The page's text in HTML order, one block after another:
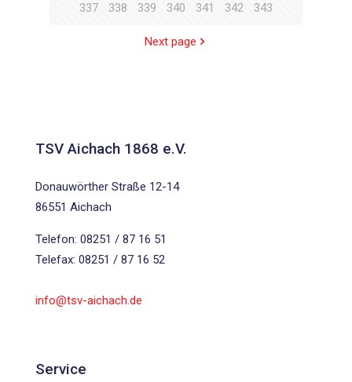
337
338 339 340 341 342 343
Next page
TSV Aichach 1868 e.V.
Donauwörther Straße 12-14
86551 Aichach
Telefon: 08251 / 87 16 51
Telefax: 08251 / 87 16 52
info@tsv-aichach.de
Service